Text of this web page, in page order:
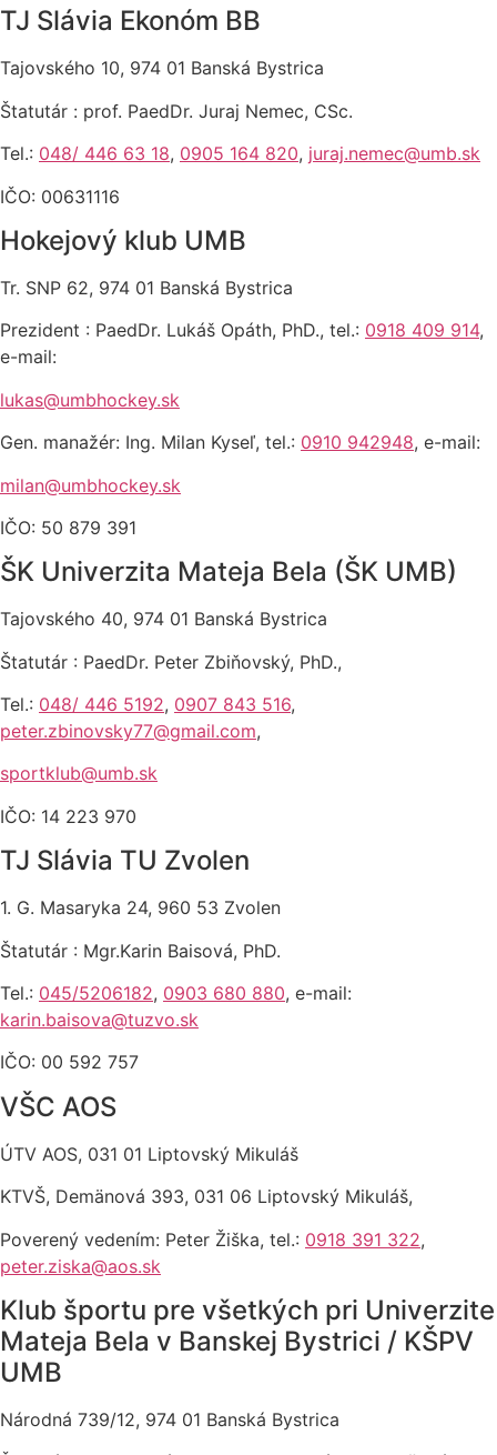
TJ Slávia Ekonóm BB
Tajovského 10, 974 01 Banská Bystrica
Štatutár : prof. PaedDr. Juraj Nemec, CSc.
Tel.: 048/ 446 63 18, 0905 164 820, juraj.nemec@umb.sk
IČO: 00631116
Hokejový klub UMB
Tr. SNP 62, 974 01 Banská Bystrica
Prezident : PaedDr. Lukáš Opáth, PhD., tel.: 0918 409 914,
e-mail:
lukas@umbhockey.sk
Gen. manažér: Ing. Milan Kyseľ, tel.: 0910 942948, e-mail:
milan@umbhockey.sk
IČO: 50 879 391
ŠK Univerzita Mateja Bela (ŠK UMB)
Tajovského 40, 974 01 Banská Bystrica
Štatutár : PaedDr. Peter Zbiňovský, PhD.,
Tel.: 048/ 446 5192, 0907 843 516,
peter.zbinovsky77@gmail.com,
sportklub@umb.sk
IČO: 14 223 970
TJ Slávia TU Zvolen
1. G. Masaryka 24, 960 53 Zvolen
Štatutár : Mgr.Karin Baisová, PhD.
Tel.: 045/5206182, 0903 680 880, e-mail:
karin.baisova@tuzvo.sk
IČO: 00 592 757
VŠC AOS
ÚTV AOS, 031 01 Liptovský Mikuláš
KTVŠ, Demänová 393, 031 06 Liptovský Mikuláš,
Poverený vedením: Peter Žiška, tel.: 0918 391 322,
peter.ziska@aos.sk
Klub športu pre všetkých pri Univerzite
Mateja Bela v Banskej Bystrici / KŠPV
UMB
Národná 739/12, 974 01 Banská Bystrica